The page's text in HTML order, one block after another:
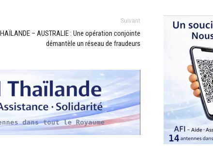
Suivant
– AUSTRALIE : Une opération conjointe
démantèle un réseau de fraudeurs